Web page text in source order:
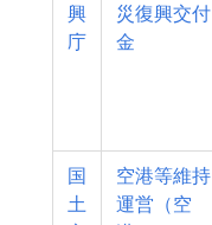
興
庁
災復興交付
金
国
土
空港等維持
運営（空